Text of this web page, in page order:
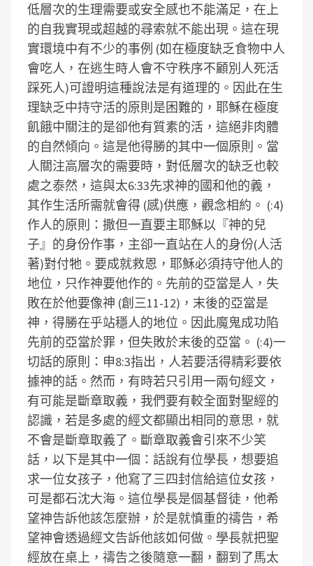
低層次的生理需要或安全感也不能滿足，在上
的自我實現或超越的尋索就不能出現。這在現
實環境中有不少的事例 (如在極度缺乏食物中人
會吃人，在逃生時人會不守秩序不顧別人死活
踩死人)可證明這種說法是有道理的。因此在生
理缺乏中持守活的原則是困難的，耶穌在極度
飢餓中關注的是卻他有質素的活，這絕非肉體
的自然傾向。這是他得勝的其中一個原則。當
人關注高層次的需要時，對低層次的缺乏也較
處之泰然，這與太6:33先求神的國和他的義，
其作生活所需就會得 (感)供應，觀念相約。 (:4)
作人的原則：撒但一直要主耶穌以『神的兒
子』的身份作事，主卻一直站在人的身份(人活
著)對付牠。要成就救恩，耶穌必須持守他人的
地位，只作神要他作的。先前的亞當是人，失
敗在於他要像神 (創三11-12)，末後的亞當是
神，得勝在乎站穩人的地位。因此魔鬼成功陷
先前的亞當於罪，但失敗於末後的亞當。 (:4)一
切話的原則：申8:3指出，人若要活得精彩要依
據神的話。然而，有時若只引用一兩句經文，
有可能是斷章取義，我們要有較全面對聖經的
認識，若是多處的經文都顯出相同的意思，就
不會是斷章取義了。斷章取義會引來不少笑
話，以下是其中一個：話說有位學長，想要追
求一位女孩子，他寫了三四封信給這位女孩，
可是都石沈大海。這位學長是個基督徒，他希
望神告訴他該怎麼辦，於是就慎重的禱告，希
望神會透過經文告訴他該如何做。學長就把聖
經放在桌上，禱告之後隨意一翻，翻到了馬太